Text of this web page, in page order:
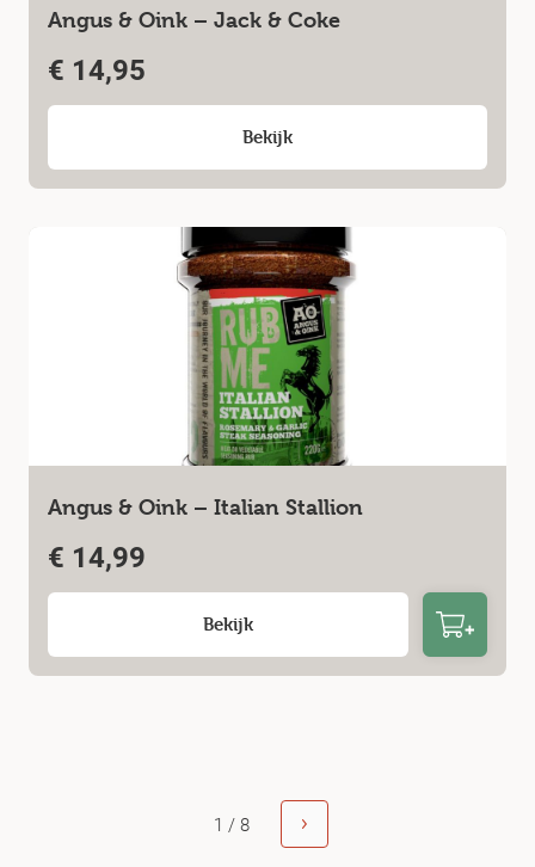
Angus & Oink – Jack & Coke
€ 14,95
Bekijk
Angus & Oink – Italian Stallion
€ 14,99
Bekijk
1 / 8